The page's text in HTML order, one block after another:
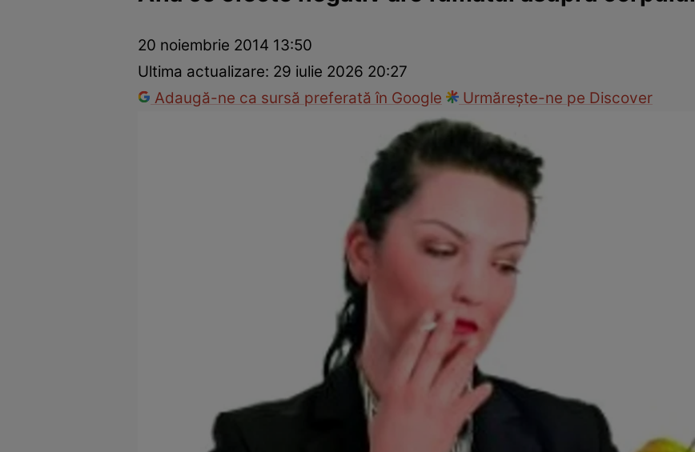
Dezvoltare personalăÎngrijire personalăCasă și grădină
20 noiembrie 2014 13:50
Ultima actualizare: 29 iulie 2026 20:27
Adaugă-ne ca sursă preferată în Google
Urmărește-ne pe Discover